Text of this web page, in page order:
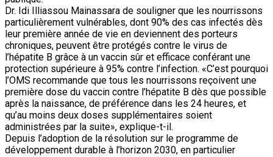
Dr. Idi Illiassou Mainassara de souligner que les nourrissons
particulièrement vulnérables, dont 90% des cas infectés dès
leur première année de vie en deviennent des porteurs
chroniques, peuvent être protégés contre le virus de
l’hépatite B grâce à un vaccin sûr et efficace conférant une
protection supérieure à 95% contre l’infection. «C’est pourquoi
l’OMS recommande que tous les nourrissons reçoivent une
première dose du vaccin contre l’hépatite B dès que possible
après la naissance, de préférence dans les 24 heures, et
qu’au moins deux doses supplémentaires soient
administrées par la suite», explique-t-il.
Depuis l’adoption de la résolution sur le programme de
développement durable à l’horizon 2030, en particulier